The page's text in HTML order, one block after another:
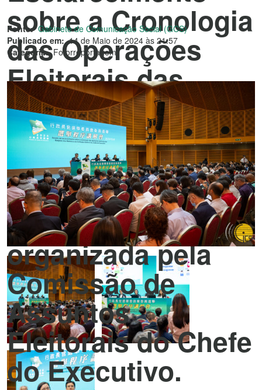
sobre a Cronologia
das Operações
Eleitorais das
Eleições dos
Membros da
Comissão Eleitoral
do Chefe do
Executivo 2024,
organizada pela
Comissão de
Assuntos
Eleitorais do Chefe
do Executivo.
Fonte: Gabinete de Comunicação Social (GCS)
Publicado em: 14 de Maio de 2024 às 21:57
Categoria: Fotorreportagem